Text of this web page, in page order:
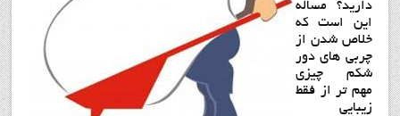
دارید؟ مساله
این است که
خلاص شدن از
چربی های دور
شکم چیزی
مهم تر از فقط
زیبایی